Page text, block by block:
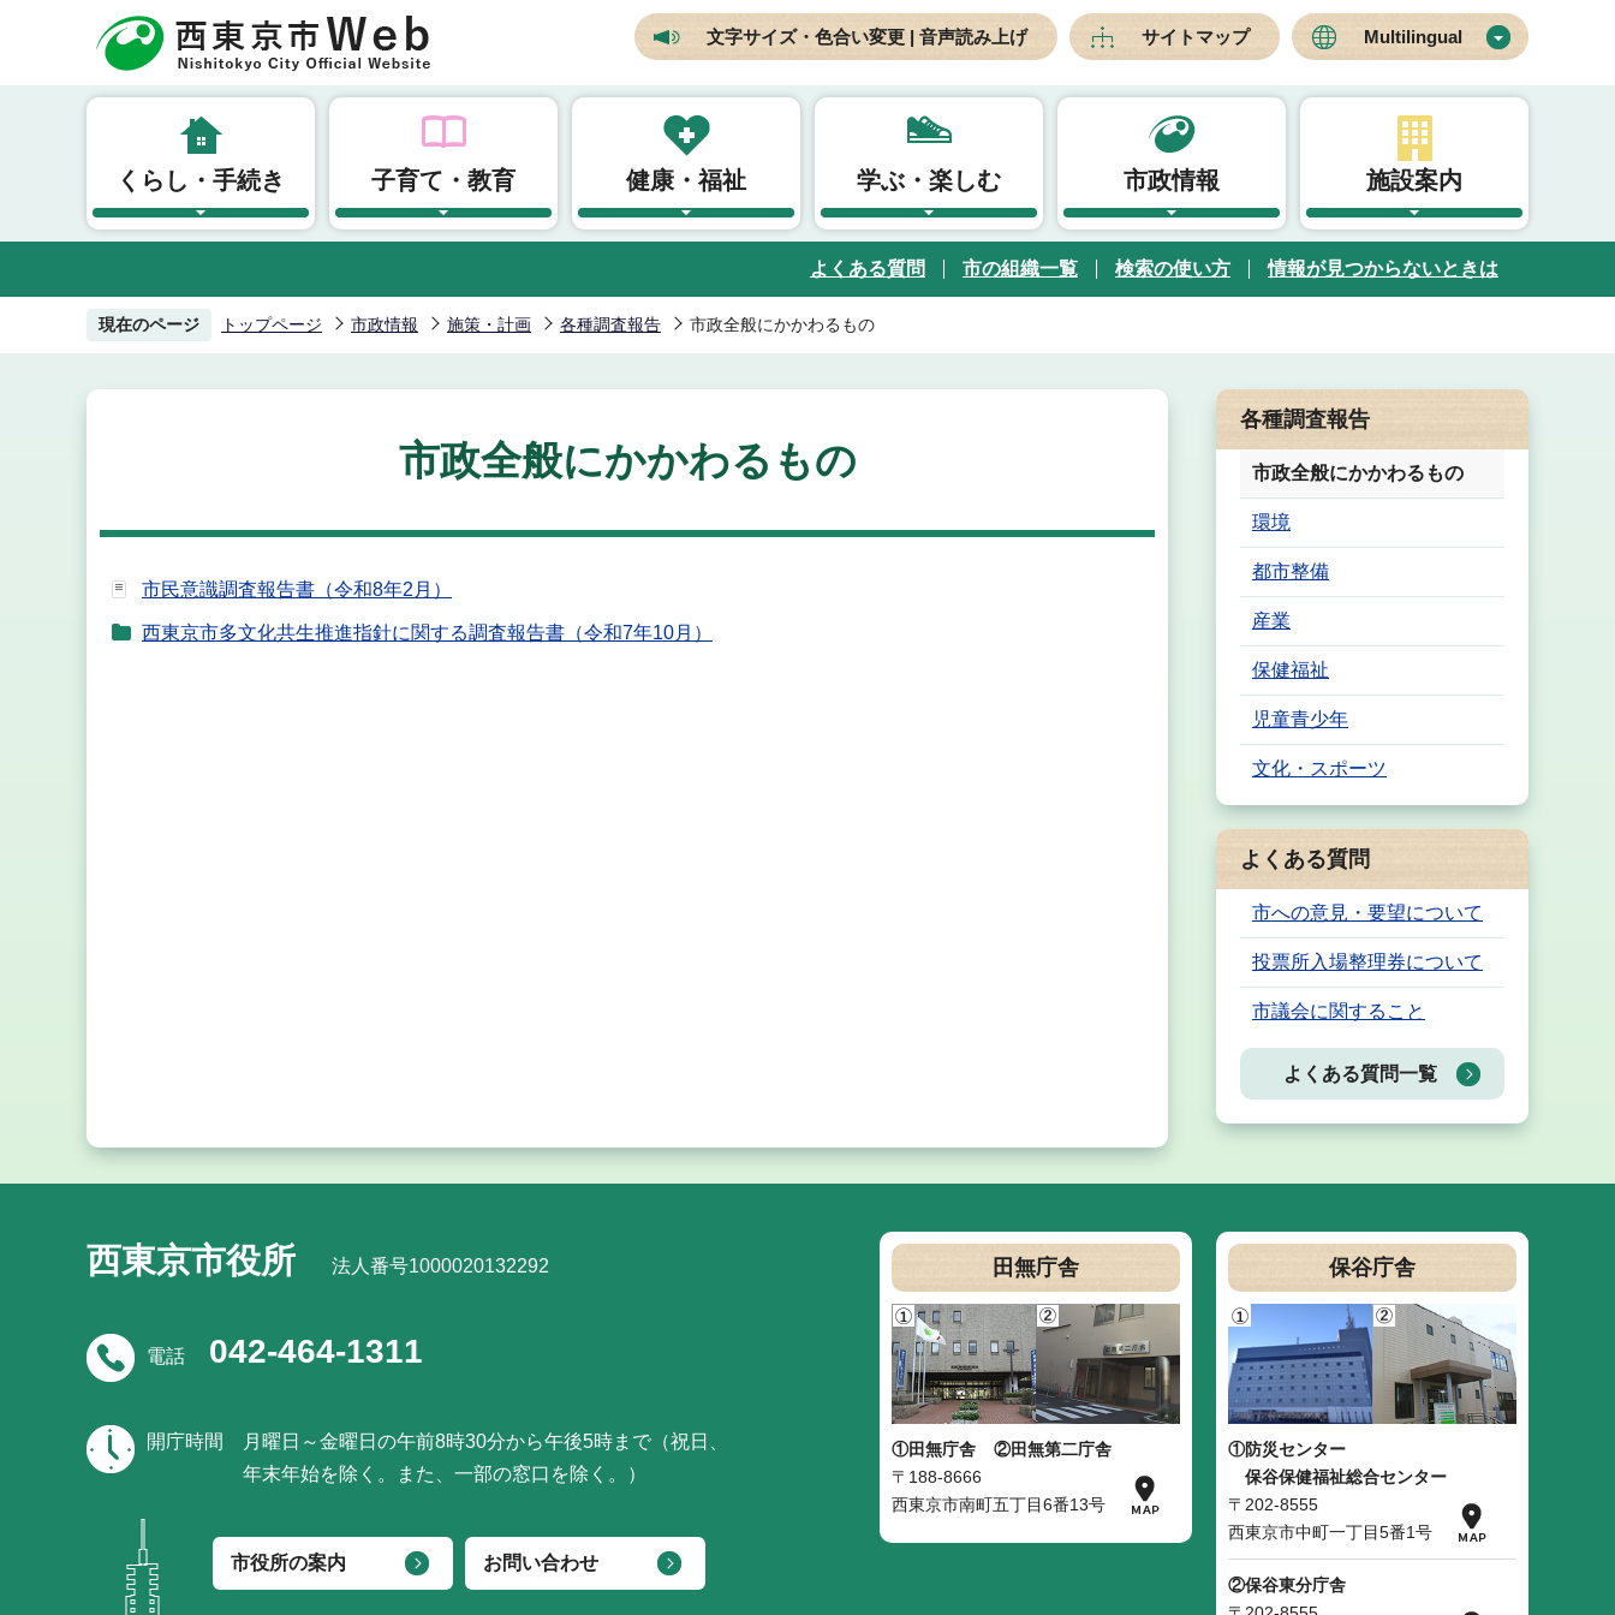
頭
文字サイズ・色合い変更 | 音声読み上げ サイトマップ Multilingual
くらし・手続き 子育て・教育 健康・福祉 学ぶ・楽しむ 市政情報 施設案内
よくある質問 市の組織一覧 検索の使い方 情報が見つからないときは
現在のページ トップページ 市政情報 施策・計画 各種調査報告 市政全般にかかわるもの
市政全般にかかわるもの
市民意識調査報告書（令和8年2月）
西東京市多文化共生推進指針に関する調査報告書（令和7年10月）
各種調査報告
市政全般にかかわるもの
環境
都市整備
産業
保健福祉
児童青少年
文化・スポーツ
よくある質問
市への意見・要望について
投票所入場整理券について
市議会に関すること
よくある質問一覧
西東京市役所 法人番号1000020132292
電話 042-464-1311
開庁時間
月曜日～金曜日の午前8時30分から午後5時まで（祝日、
年末年始を除く。また、一部の窓口を除く。）
市役所の案内 お問い合わせ
田無庁舎
①田無庁舎
②田無第二庁舎
〒188-8666
西東京市南町五丁目6番13号
保谷庁舎
①防災センター
保谷保健福祉総合センター
〒202-8555
西東京市中町一丁目5番1号
②保谷東分庁舎